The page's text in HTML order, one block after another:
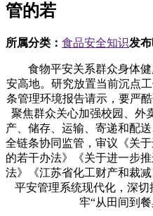
管的若
所属分类： 食品安全知识发布
食物平安关系群众身体健
安高地。研究放置当前沉点
条管理环境报告请示，要严
聚焦群众关心加强校园、外
产、储存、运输、寄递和配
全链条协同监管，审议《关
的若干办法》《关于进一步
法》《江苏省化工财产和裁
平安管理系统现代化，深切
牢“从田间到餐